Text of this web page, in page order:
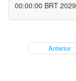
00:00:00 BRT 2029
Anterior